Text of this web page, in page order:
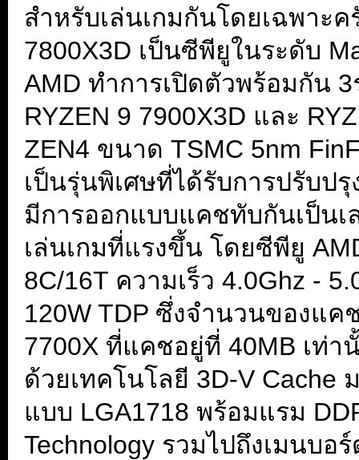
สำหรับเล่นเกมกันโดยเฉพาะ
7800X3D เป็นซีพียูในระดับ
AMD ทำการเปิดตัวพร้อมกัน
RYZEN 9 7900X3D และ
ZEN4 ขนาด TSMC 5nm
เป็นรุ่นพิเศษที่ได้รับการปรับป
มีการออกแบบแคชทับกันเป็นเ
เล่นเกมที่แรงขึ้น โดยซีพียู
8C/16T ความเร็ว 4.0Ghz -
120W TDP ซึ่งจำนวนของแ
7700X ที่แคชอยู่ที่ 40MB เท่
ด้วยเทคโนโลยี 3D-V Cache
แบบ LGA1718 พร้อมแรม
Technology รวมไปถึงเมนบอ